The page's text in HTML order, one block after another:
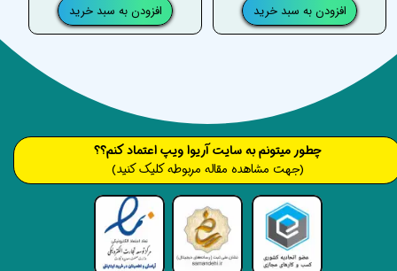
افزودن به سبد خرید افزودن به سبد خرید
​​​چطور میتونم به سایت آریوا ویپ اعتماد کنم؟؟
(جهت مشاهده مقاله مربوطه کلیک کنید)